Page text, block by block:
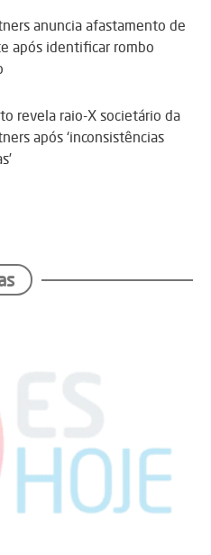
anuncia afastamento de
após identificar rombo
revela raio-X societário da
após ‘inconsistências